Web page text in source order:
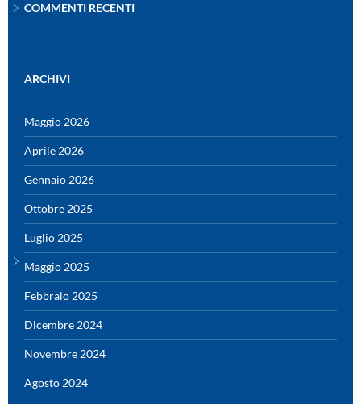
COMMENTI RECENTI
ARCHIVI
Maggio 2026
Aprile 2026
Gennaio 2026
Ottobre 2025
Luglio 2025
Maggio 2025
Febbraio 2025
Dicembre 2024
Novembre 2024
Agosto 2024